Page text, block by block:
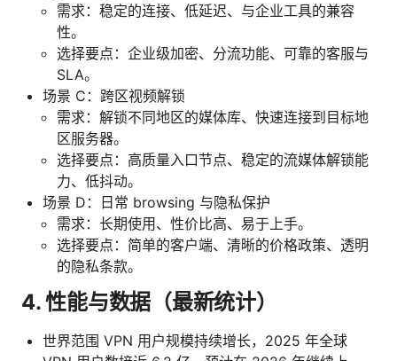
需求：稳定的连接、低延迟、与企业工具的兼容
性。
选择要点：企业级加密、分流功能、可靠的客服与
SLA。
场景 C：跨区视频解锁
需求：解锁不同地区的媒体库、快速连接到目标地
区服务器。
选择要点：高质量入口节点、稳定的流媒体解锁能
力、低抖动。
场景 D：日常 browsing 与隐私保护
需求：长期使用、性价比高、易于上手。
选择要点：简单的客户端、清晰的价格政策、透明
的隐私条款。
4. 性能与数据（最新统计）
世界范围 VPN 用户规模持续增长，2025 年全球